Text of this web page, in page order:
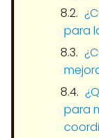
para
para